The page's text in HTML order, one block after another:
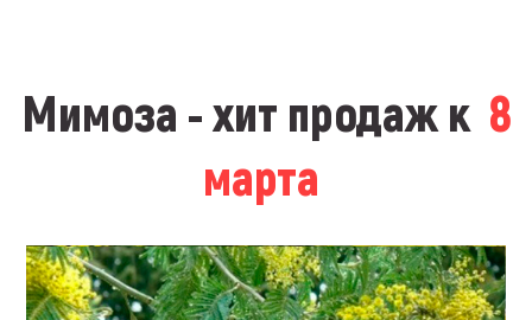
Мимоза - хит продаж к 8
марта